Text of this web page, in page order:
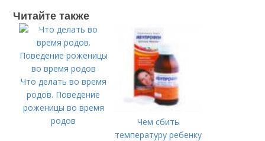
Читайте также
Что делать во время
родов. Поведение
роженицы во время
родов
Чем сбить
температуру ребенку